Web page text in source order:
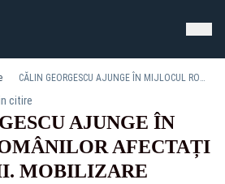
CĂLIN GEORGESCU AJUNGE ÎN MIJLOCUL ROMÂNILOR AFECTAȚI DE INUNDAȚII. MOBILIZARE URIAȘĂ ÎN SUCEAVA, APEL LA UNITATE NAȚIONALĂ - LIVE TEXT ȘI VIDEO
citire
AJUNGE ÎN
AFECTAȚI
MOBILIZARE